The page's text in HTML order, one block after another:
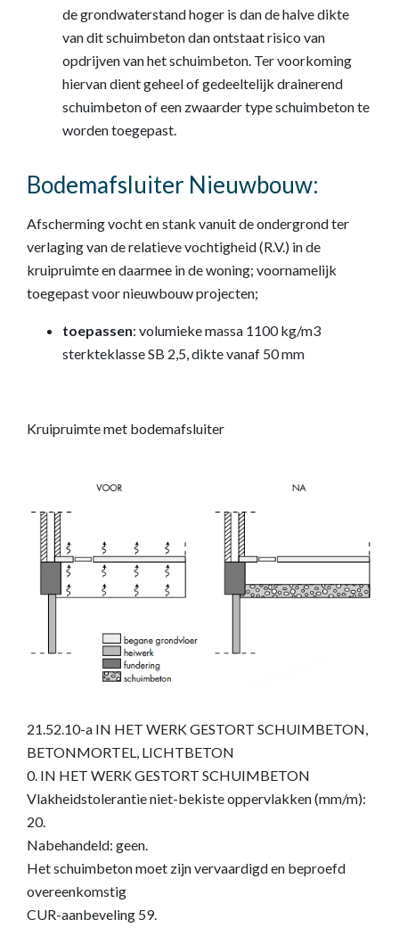
de grondwaterstand hoger is dan de halve dikte
van dit schuimbeton dan ontstaat risico van
opdrijven van het schuimbeton. Ter voorkoming
hiervan dient geheel of gedeeltelijk drainerend
schuimbeton of een zwaarder type schuimbeton te
worden toegepast.
Bodemafsluiter Nieuwbouw:
Afscherming vocht en stank vanuit de ondergrond ter
verlaging van de relatieve vochtigheid (R.V.) in de
kruipruimte en daarmee in de woning; voornamelijk
toegepast voor nieuwbouw projecten;
toepassen: volumieke massa 1100 kg/m3
sterkteklasse SB 2,5, dikte vanaf 50 mm
Kruipruimte met bodemafsluiter
21.52.10-a IN HET WERK GESTORT SCHUIMBETON,
BETONMORTEL, LICHTBETON
0. IN HET WERK GESTORT SCHUIMBETON
Vlakheidstolerantie niet-bekiste oppervlakken (mm/m):
20.
Nabehandeld: geen.
Het schuimbeton moet zijn vervaardigd en beproefd
overeenkomstig
CUR-aanbeveling 59.